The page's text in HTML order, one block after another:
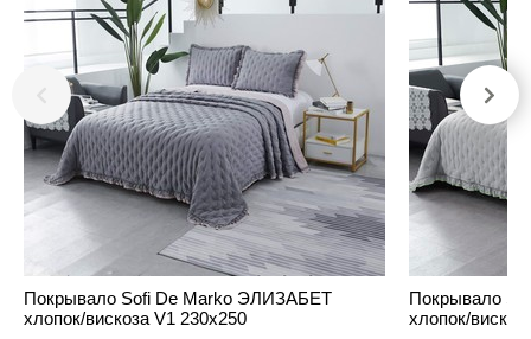
Покрывало Sofi De Marko ЭЛИЗАБЕТ
хлопок/вискоза V1 230х250
Покрывало
хлопок/